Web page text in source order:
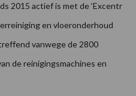
2015 actief is met de ‘Excentr
en vloeronderhoud
vanwege de 2800
de reinigingsmachines en